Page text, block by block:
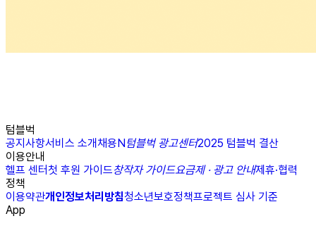
텀블벅
공지사항서비스 소개채용N텀블벅 광고센터2025 텀블벅 결산
이용안내
헬프 센터첫 후원 가이드창작자 가이드요금제 · 광고 안내제휴·협력
정책
이용약관개인정보처리방침청소년보호정책프로젝트 심사 기준
App